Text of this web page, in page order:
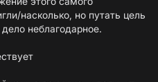
насколько, но путать цель
неблагодарное.